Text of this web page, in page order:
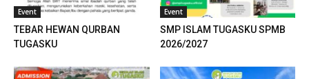
Event
TEBAR HEWAN QURBAN
TUGASKU
Event
SMP ISLAM TUGASKU SPMB
2026/2027